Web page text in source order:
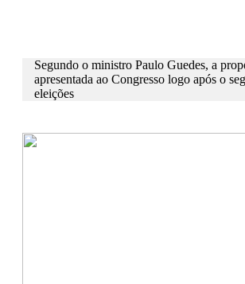
Segundo o ministro Paulo Guedes, a
apresentada ao Congresso logo após o
eleições